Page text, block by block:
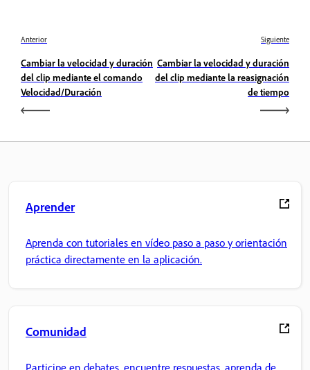
Anterior
Cambiar la velocidad y duración
del clip mediante el comando
Velocidad/Duración
Siguiente
Cambiar la velocidad y duración
del clip mediante la reasignación
de tiempo
Aprender
Aprenda con tutoriales en vídeo paso a paso y orientación
práctica directamente en la aplicación.
Comunidad